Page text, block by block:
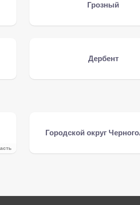
Грозный
Дербент
Городской округ